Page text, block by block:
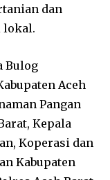
dan
lokal.
Bulog
Aceh
Pangan
Kepala
Koperasi dan
Kabupaten